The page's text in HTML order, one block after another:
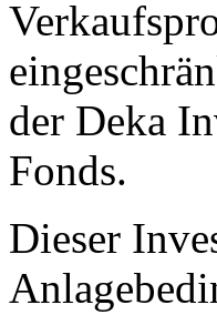
der Deka
Fonds.
Dieser